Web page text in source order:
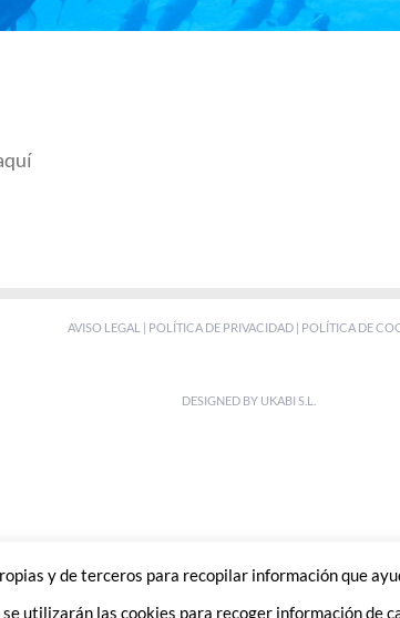
AVISO LEGAL | POLÍTICA DE PRIVACIDAD| POLÍTICA DE
DESIGNED BY UKABI S.L.
y de terceros para recopilar información que
se utilizarán las cookies para recoger información de